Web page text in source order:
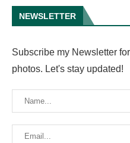
NEWSLETTER
Subscribe my Newsletter
photos. Let's stay updated!